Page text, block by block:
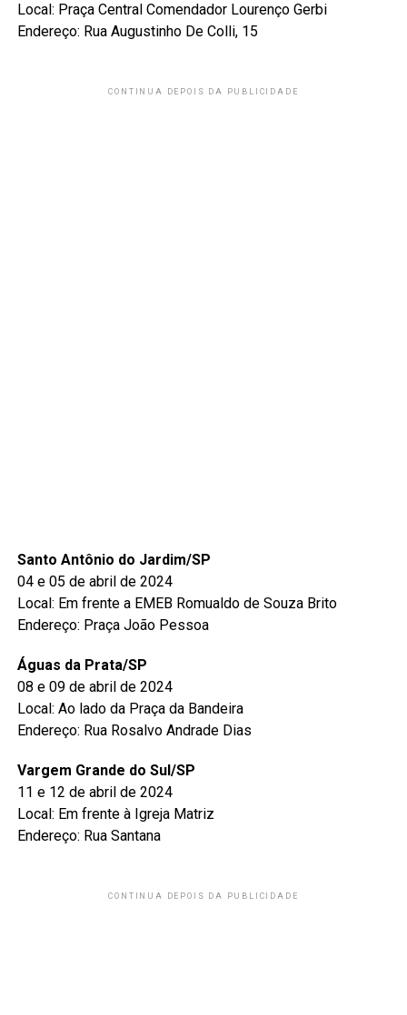
Local: Praça Central Comendador Lourenço Gerbi
Endereço: Rua Augustinho De Colli, 15
CONTINUA DEPOIS DA PUBLICIDADE
Santo Antônio do Jardim/SP
04 e 05 de abril de 2024
Local: Em frente a EMEB Romualdo de Souza Brito
Endereço: Praça João Pessoa
Águas da Prata/SP
08 e 09 de abril de 2024
Local: Ao lado da Praça da Bandeira
Endereço: Rua Rosalvo Andrade Dias
Vargem Grande do Sul/SP
11 e 12 de abril de 2024
Local: Em frente à Igreja Matriz
Endereço: Rua Santana
CONTINUA DEPOIS DA PUBLICIDADE